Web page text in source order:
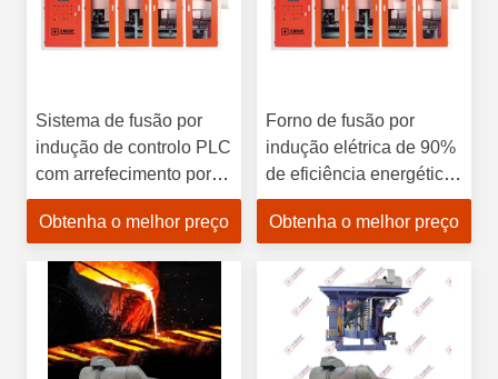
Sistema de fusão por
indução de controlo PLC
com arrefecimento por
água e eficiência
energética de 90% para
metais
Obtenha o melhor preço
Forno de fusão por
indução elétrica de 90%
de eficiência energética
com refrigeração por
água e controlo PLC
fundição
Obtenha o melhor preço